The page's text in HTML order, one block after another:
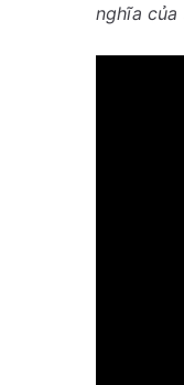
nghĩa